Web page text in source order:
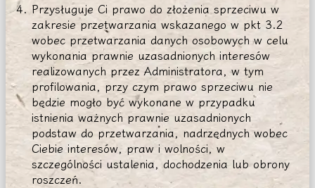
Przysługuje Ci prawo do złożenia sprzeciwu w
zakresie przetwarzania wskazanego w pkt 3.2
wobec przetwarzania danych osobowych w celu
wykonania prawnie uzasadnionych interesów
realizowanych przez Administratora, w tym
profilowania, przy czym prawo sprzeciwu nie
będzie mogło być wykonane w przypadku
istnienia ważnych prawnie uzasadnionych
podstaw do przetwarzania, nadrzędnych wobec
Ciebie interesów, praw i wolności, w
szczególności ustalenia, dochodzenia lub obrony
roszczeń.